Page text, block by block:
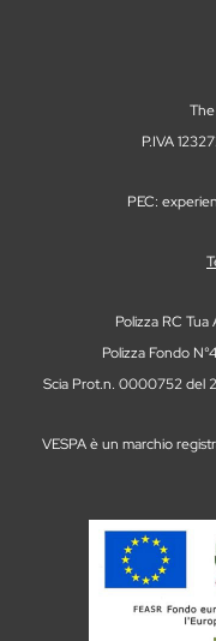
P.IVA
PEC:
Polizza RC
Polizza Fondo
Scia Prot.n. 0000752 del
VESPA è un marchio